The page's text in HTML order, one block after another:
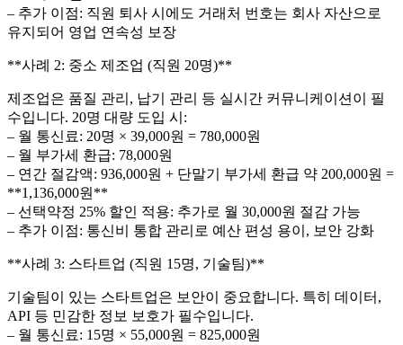
– 추가 이점: 직원 퇴사 시에도 거래처 번호는 회사 자산으로
유지되어 영업 연속성 보장
**사례 2: 중소 제조업 (직원 20명)**
제조업은 품질 관리, 납기 관리 등 실시간 커뮤니케이션이 필
수입니다. 20명 대량 도입 시:
– 월 통신료: 20명 × 39,000원 = 780,000원
– 월 부가세 환급: 78,000원
– 연간 절감액: 936,000원 + 단말기 부가세 환급 약 200,000원 =
**1,136,000원**
– 선택약정 25% 할인 적용: 추가로 월 30,000원 절감 가능
– 추가 이점: 통신비 통합 관리로 예산 편성 용이, 보안 강화
**사례 3: 스타트업 (직원 15명, 기술팀)**
기술팀이 있는 스타트업은 보안이 중요합니다. 특히 데이터,
API 등 민감한 정보 보호가 필수입니다.
– 월 통신료: 15명 × 55,000원 = 825,000원